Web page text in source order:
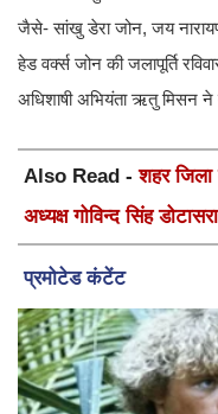
शहर के बाहरी क्षेत्रों जैसे-
जोन, पवनपुरी जोन,
आंशिक बाधित रहेगी। यह
अध्यक्ष गोविन्द सिंह